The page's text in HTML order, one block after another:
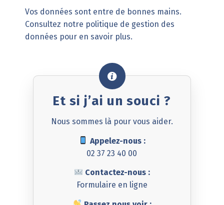
Vos données sont entre de bonnes mains.
Consultez notre politique de gestion des
données pour en savoir plus.
Et si j’ai un souci ?
Nous sommes là pour vous aider.
Appelez-nous :
02 37 23 40 00
Contactez-nous :
Formulaire en ligne